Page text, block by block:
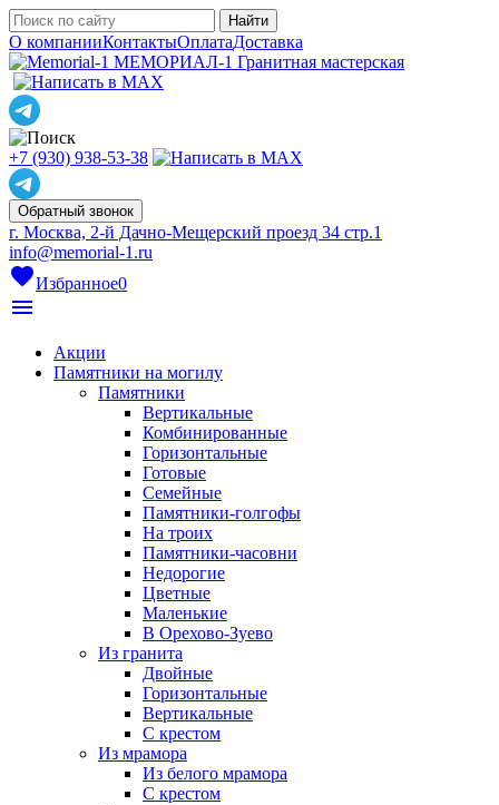
О компанииКонтактыОплатаДоставка
МЕМОРИАЛ-1 Гранитная мастерская
+7 (930) 938-53-38
Обратный звонок
г. Москва, 2-й Дачно-Мещерский проезд 34 стр.1
info@memorial-1.ru
favoriteИзбранное0
menu
Акции
Памятники на могилу
Памятники
Вертикальные
Комбинированные
Горизонтальные
Готовые
Семейные
Памятники-голгофы
На троих
Памятники-часовни
Недорогие
Цветные
Маленькие
В Орехово-Зуево
Из гранита
Двойные
Горизонтальные
Вертикальные
С крестом
Из мрамора
Из белого мрамора
С крестом